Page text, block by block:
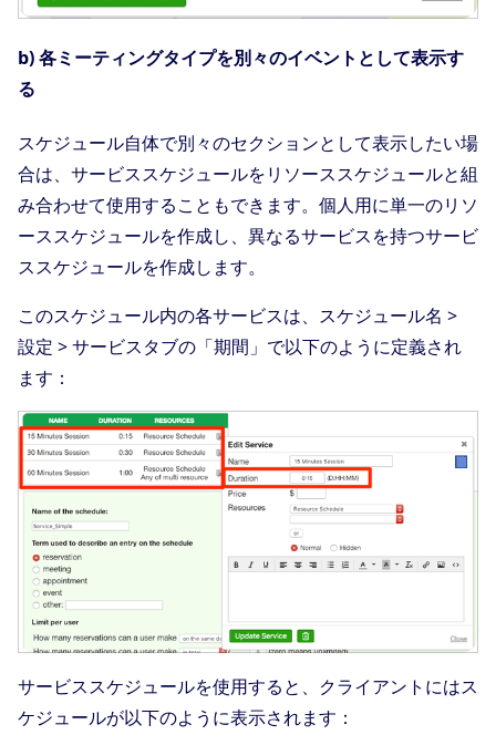
b) 各ミーティングタイプを別々のイベントとして表示す
る
スケジュール自体で別々のセクションとして表示したい場
合は、サービススケジュールをリソーススケジュールと組
み合わせて使用することもできます。個人用に単一のリソ
ーススケジュールを作成し、異なるサービスを持つサービ
ススケジュールを作成します。
このスケジュール内の各サービスは、スケジュール名 >
設定 > サービスタブの「期間」で以下のように定義され
ます：
サービススケジュールを使用すると、クライアントにはス
ケジュールが以下のように表示されます：